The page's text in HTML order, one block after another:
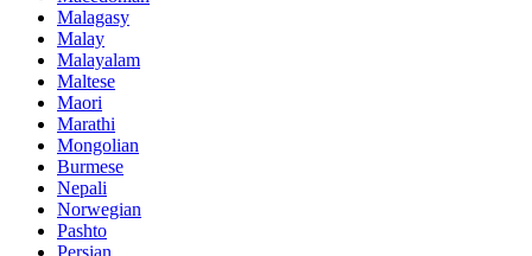
Malagasy
Malay
Malayalam
Maltese
Maori
Marathi
Mongolian
Burmese
Nepali
Norwegian
Pashto
Persian